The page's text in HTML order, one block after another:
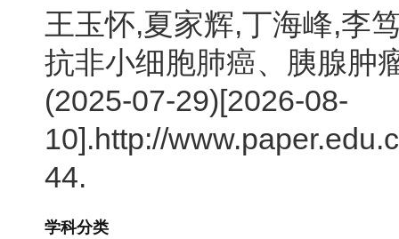
王玉怀,夏家辉,丁海峰,李
抗非小细胞肺癌、胰腺肿
(2025-07-29)[2026-08-
10].http://
44.
学科分类